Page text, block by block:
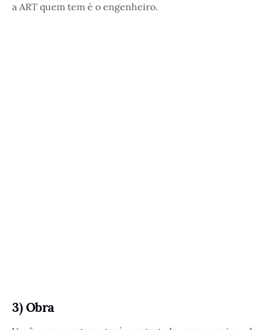
a ART quem tem é o engenheiro.
3) Obra